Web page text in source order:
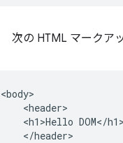
次の HTML マークア
<body>
    <header>
    <h1>Hello DOM</h1>
    </header>